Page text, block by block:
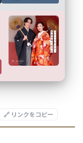
🔗 リンクをコピー